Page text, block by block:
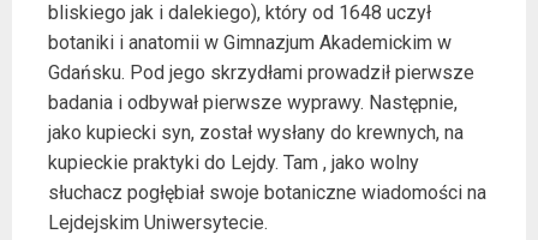
bliskiego jak i dalekiego), który od 1648 uczył
botaniki i anatomii w Gimnazjum Akademickim w
Gdańsku. Pod jego skrzydłami prowadził pierwsze
badania i odbywał pierwsze wyprawy. Następnie,
jako kupiecki syn, został wysłany do krewnych, na
kupieckie praktyki do Lejdy. Tam , jako wolny
słuchacz pogłębiał swoje botaniczne wiadomości na
Lejdejskim Uniwersytecie.